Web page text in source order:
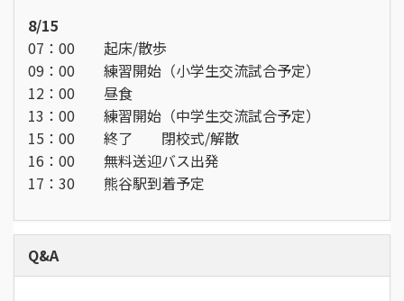
8/15
07：00 起床/散歩
09：00 練習開始（小学生交流試合予定）
12：00 昼食
13：00 練習開始（中学生交流試合予定）
15：00 終了 閉校式/解散
16：00 無料送迎バス出発
17：30 熊谷駅到着予定
Q&A